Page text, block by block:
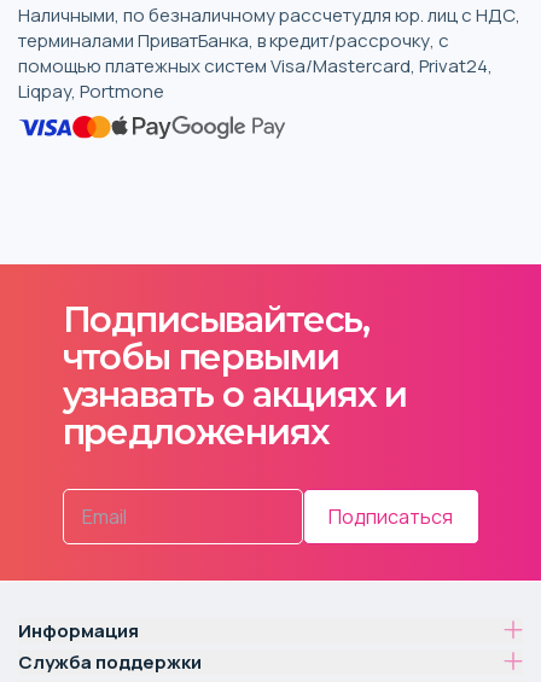
Наличными, по безналичному рассчетудля юр. лиц с НДС,
терминалами ПриватБанка, в кредит/рассрочку, с
помощью платежных систем Visa/Mastercard, Privat24,
Liqpay, Portmone
Подписывайтесь,
чтобы первыми
узнавать о акциях и
предложениях
Подписаться
Информация
Служба поддержки